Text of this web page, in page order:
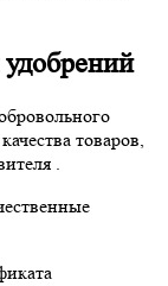
товаров,
.